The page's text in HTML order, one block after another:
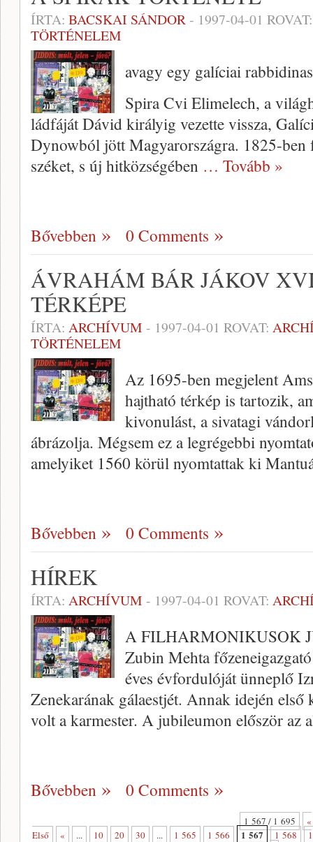
ÍRTA: BACSKAI SÁNDOR- 1997-04-01
TÖRTÉNELEM
avagy egy galíciai
Spira Cvi Elimelech, a
ládfáját Dávid királyig vezette vissza,
Dynowból jött Magyarországra. 1825-
széket, s új hitközségében … Tovább »
Bővebben 0 Comments
ÁVRAHÁM BÁR JÁKOV
TÉRKÉPE
ÍRTA: ARCHÍVUM - 1997-04-01 ROVAT:
TÖRTÉNELEM
Az 1695-ben megjelent
hajtható térkép is tartozik,
kivonulást, a sivatagi
ábrázolja. Még­sem ez a legrégebbi
amelyiket 1560 körül nyomtattak ki
Bővebben 0 Comments
HÍREK
ÍRTA: ARCHÍVUM - 1997-04-01 ROVAT:
A FILHARMONIKUSOK
Zubin Mehta
éves évfordulóját ünneplő
Zenekarának gálaestjét. Annak idején
volt a karmester. A jubileumon először az
Bővebben 0 Comments
1 567 / 1 695
«
Első
« ... 10 20 30 ... 1 565 1 566 1 567 1 568